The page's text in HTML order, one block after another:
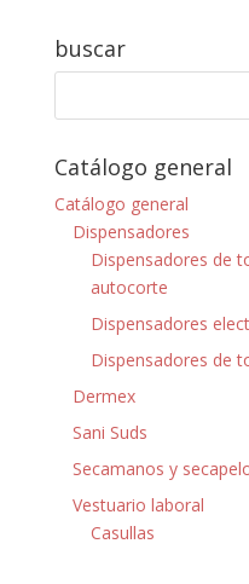
buscar
Catálogo general
Catálogo general
Dispensadores
Dispensadores de
autocorte
Dispensadores
Dispensadores de
Dermex
Sani Suds
Secamanos y
Vestuario laboral
Casullas